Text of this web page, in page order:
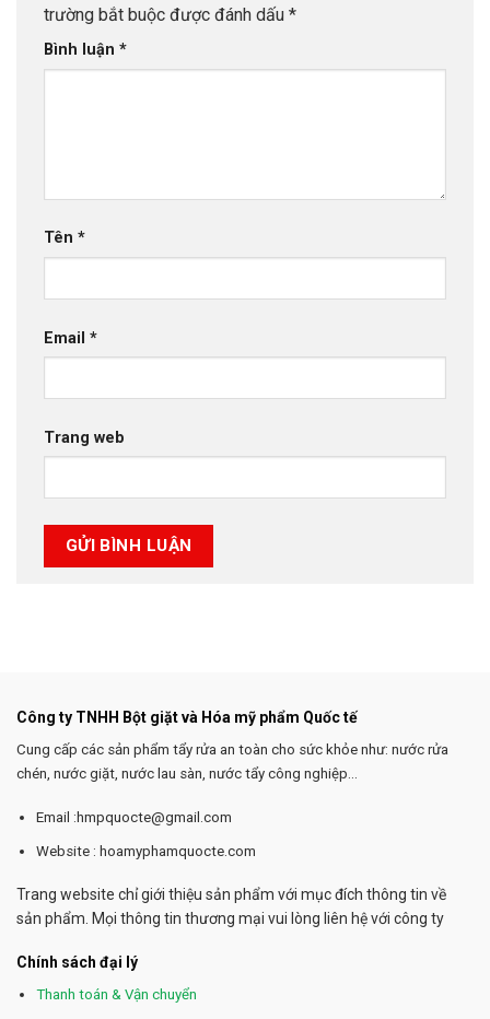
trường bắt buộc được đánh dấu *
Bình luận *
Tên *
Email *
Trang web
Công ty TNHH Bột giặt và Hóa mỹ phẩm Quốc tế
Cung cấp các sản phẩm tẩy rửa an toàn cho sức khỏe như: nước rửa
chén, nước giặt, nước lau sàn, nước tẩy công nghiệp...
Email :hmpquocte@gmail.com
Website : hoamyphamquocte.com
Trang website chỉ giới thiệu sản phẩm với mục đích thông tin về
sản phẩm. Mọi thông tin thương mại vui lòng liên hệ với công ty
Chính sách đại lý
Thanh toán & Vận chuyển